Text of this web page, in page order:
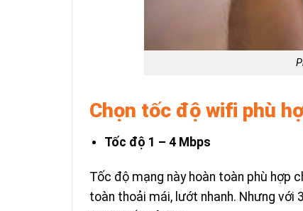
Chọn tốc độ wifi phù
Tốc độ 1 – 4 Mbps
Tốc độ mạng này hoàn toàn phù hợp
toàn thoải mái, lướt nhanh. Nhưng với